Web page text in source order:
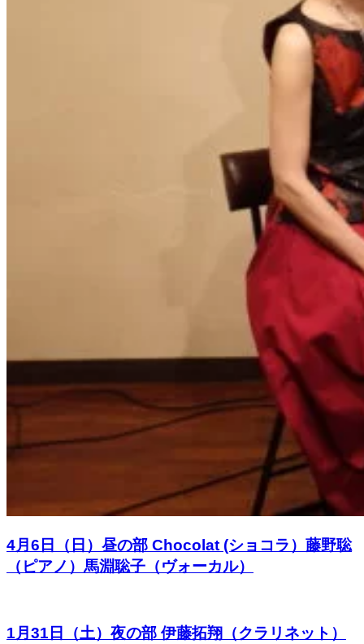
4月6日（日）昼の部 Chocolat (ショコラ）藤野聡
（ピアノ）馬淵聡子（ヴォーカル）
1月31日（土）夜の部 伊藤拓翔（クラリネット）